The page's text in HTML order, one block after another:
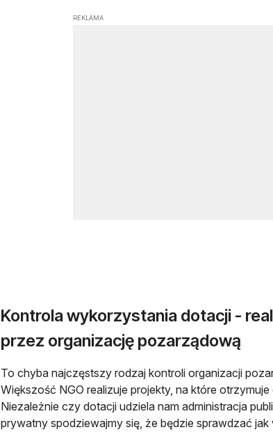
REKLAMA
Kontrola wykorzystania dotacji -
przez organizację pozarządową
To chyba najczęstszy rodzaj kontroli organizacji
Większość NGO realizuje projekty, na które
Niezależnie czy dotacji udziela nam administracja
prywatny spodziewajmy się, że będzie sprawdzać